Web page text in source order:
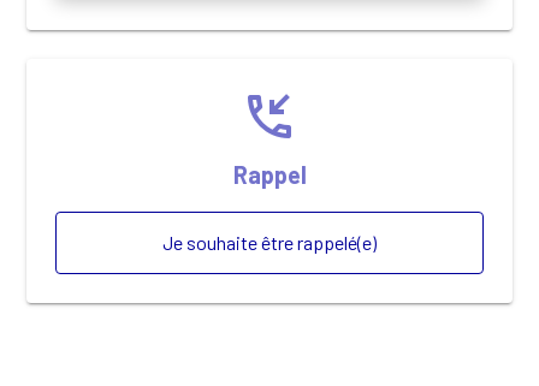
phone_callback
Rappel
Je souhaite être rappelé(e)